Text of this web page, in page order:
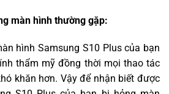
màn hình thường gặp:
hình Samsung S10 Plus của bạn
thẩm mỹ đồng thời mọi thao tác
khăn hơn. Vậy để nhận biết được